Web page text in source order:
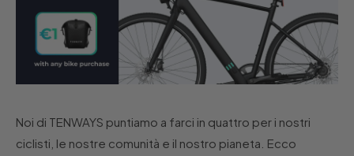
Noi di TENWAYS puntiamo a farci in quattro per i nostri
ciclisti, le nostre comunità e il nostro pianeta. Ecco